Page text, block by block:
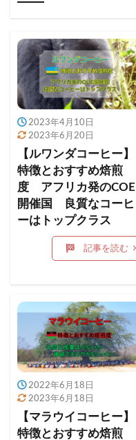
2023年4月10日
2023年6月20日
【ルワンダコーヒー】
特徴とおすすめ焙煎
度 アフリカ発のCOE
開催国 良質なコーヒ
ーはトップクラス
記事を読む
2022年6月18日
2023年6月18日
【マラウイコーヒー】
特徴とおすすめ焙煎